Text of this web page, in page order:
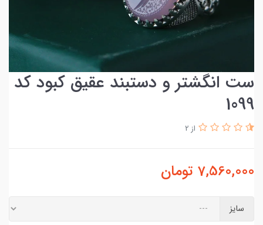
ست انگشتر و دستبند عقیق کبود کد
1099
از 2
7,560,000 تومان
سایز